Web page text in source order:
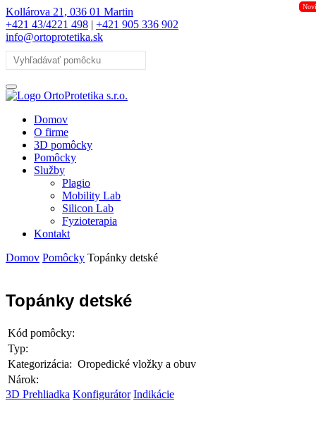
Kollárova 21, 036 01 Martin
+421 43/4221 498 | +421 905 336 902
info@ortoprotetika.sk
Domov
O firme
3D pomôcky
Pomôcky
Služby
Plagio
Mobility Lab
Silicon Lab
Fyzioterapia
Kontakt
Domov Pomôcky Topánky detské
Topánky detské
Kód pomôcky:
Typ:
Kategorizácia: Oropedické vložky a obuv
Nárok:
3D Prehliadka Konfigurátor Indikácie